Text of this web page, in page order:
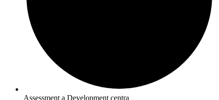
Assessment a Development centra